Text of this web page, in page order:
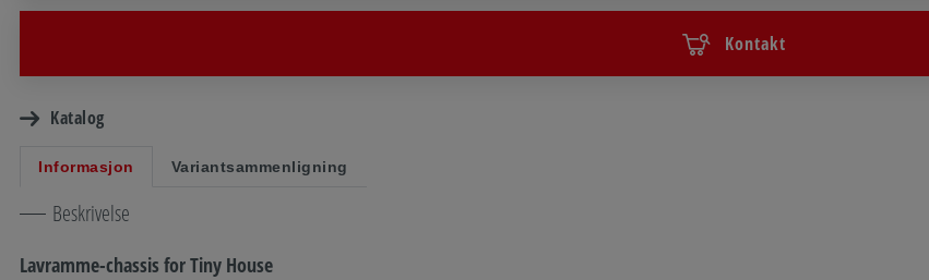
Kontakt
Katalog
Informasjon Variantsammenligning
Beskrivelse
Lavramme-chassis for Tiny House